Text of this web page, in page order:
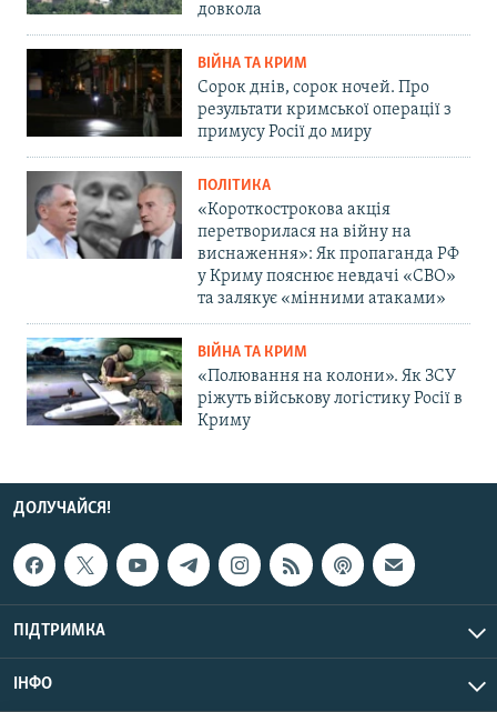
довкола
ВІЙНА ТА КРИМ
Сорок днів, сорок ночей. Про
результати кримської операції з
примусу Росії до миру
ПОЛІТИКА
«Короткострокова акція
перетворилася на війну на
виснаження»: Як пропаганда РФ
у Криму пояснює невдачі «СВО»
та залякує «мінними атаками»
ВІЙНА ТА КРИМ
«Полювання на колони». Як ЗСУ
ріжуть військову логістику Росії в
Криму
ДОЛУЧАЙСЯ!
ПІДТРИМКА
ІНФО